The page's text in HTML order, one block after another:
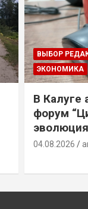
ВЫБОР
ЭКОНОМИКА
В Калуге
форум
04.08.2026